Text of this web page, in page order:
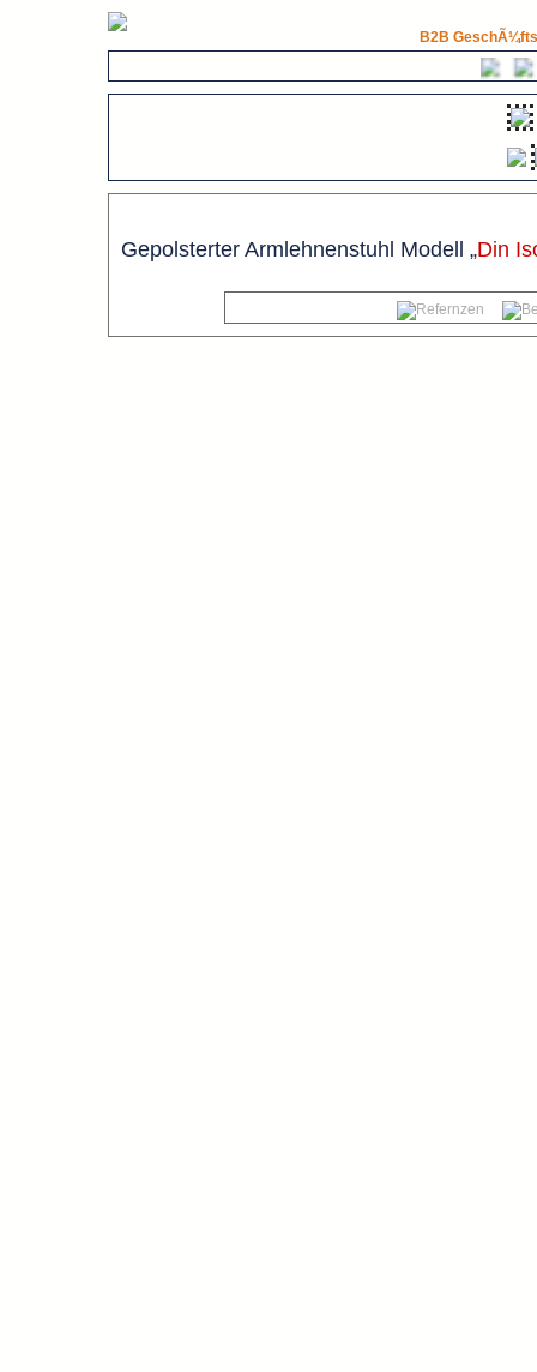
B2B
Gepolsterter Armlehnenstuhl Modell „Din